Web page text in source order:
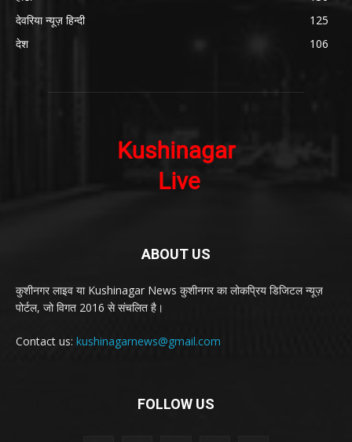
देवरिया न्यूज़ हिन्दी
125
देश
106
ABOUT US
कुशीनगर लाइव या Kushinagar News कुशीनगर का लोकप्रिय डिजिटल न्यूज़
पोर्टल, जो विगत 2016 से संचलित है।
Contact us: kushinagarnews@gmail.com
FOLLOW US